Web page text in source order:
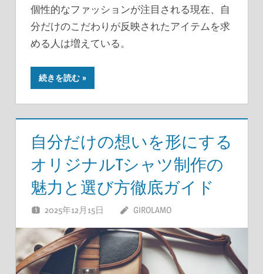
個性的なファッションが注目される現在、自
分だけのこだわりが反映されたアイテムを求
める人は増えている。
続きを読む
自分だけの想いを形にする
オリジナルTシャツ制作の
魅力と選び方徹底ガイド
2025年12月15日 GIROLAMO